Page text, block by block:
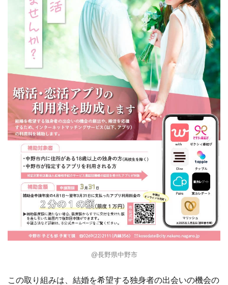
@長野県中野市
この取り組みは、結婚を希望する独身者の出会いの機会の